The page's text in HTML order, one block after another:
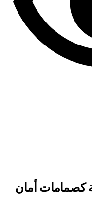
كصمامات أمان